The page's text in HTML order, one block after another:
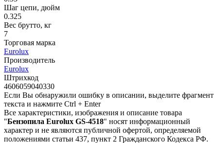
Шаг цепи, дюйм
0.325
Вес брутто, кг
7
Торговая марка
Eurolux
Производитель
Eurolux
Штрихкод
4606059040330
Если Вы обнаружили ошибку в описании, выделите фрагмент
текста и нажмите Ctrl + Enter
Все характеристики, изображения и описание товара
"Бензопила Eurolux GS-4518" носят информационный
характер и не являются публичной офертой, определяемой
положениями статьи 437, пункт 2 Гражданского Кодекса РФ.